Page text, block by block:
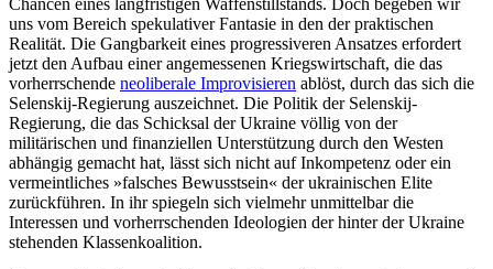
Chancen eines langfristigen Waffenstillstands. Doch begeben wir
uns vom Bereich spekulativer Fantasie in den der praktischen
Realität. Die Gangbarkeit eines progressiveren Ansatzes erfordert
jetzt den Aufbau einer angemessenen Kriegswirtschaft, die das
vorherrschende neoliberale Improvisieren ablöst, durch das sich die
Selenskij-Regierung auszeichnet. Die Politik der Selenskij-
Regierung, die das Schicksal der Ukraine völlig von der
militärischen und finanziellen Unterstützung durch den Westen
abhängig gemacht hat, lässt sich nicht auf Inkompetenz oder ein
vermeintliches »falsches Bewusstsein« der ukrainischen Elite
zurückführen. In ihr spiegeln sich vielmehr unmittelbar die
Interessen und vorherrschenden Ideologien der hinter der Ukraine
stehenden Klassenkoalition.